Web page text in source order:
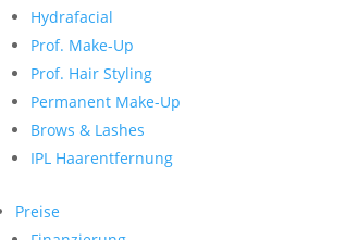
Hydrafacial
Prof. Make-Up
Prof. Hair Styling
Permanent Make-Up
Brows & Lashes
IPL Haarentfernung
Preise